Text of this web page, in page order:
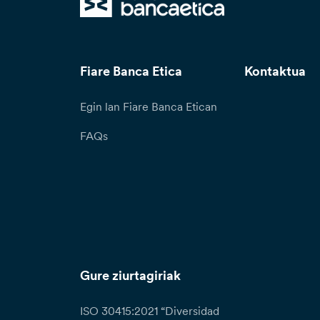
Fiare Banca Etica
Egin lan Fiare Banca Etican
FAQs
Kontaktua
Gure ziurtagiriak
ISO 30415:2021 “Diversidad